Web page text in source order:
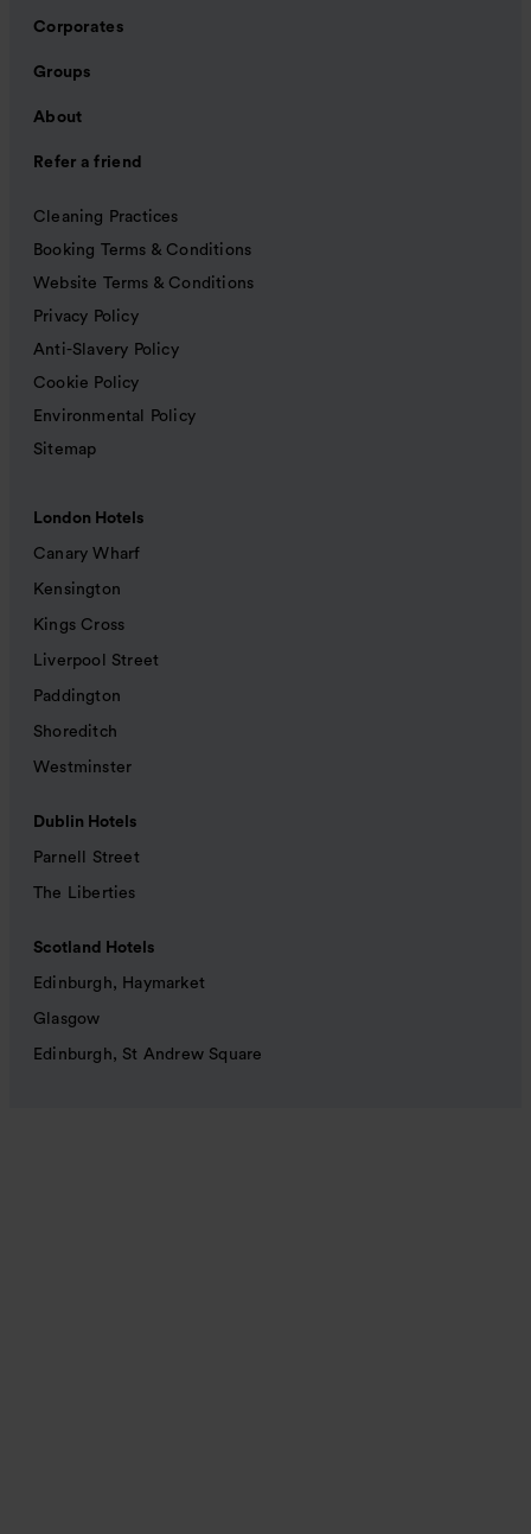
Corporates
Groups
About
Refer a friend
Cleaning Practices
Booking Terms & Conditions
Website Terms & Conditions
Privacy Policy
Anti-Slavery Policy
Cookie Policy
Environmental Policy
Sitemap
London Hotels
Canary Wharf
Kensington
Kings Cross
Liverpool Street
Paddington
Shoreditch
Westminster
Dublin Hotels
Parnell Street
The Liberties
Scotland Hotels
Edinburgh, Haymarket
Glasgow
Edinburgh, St Andrew Square